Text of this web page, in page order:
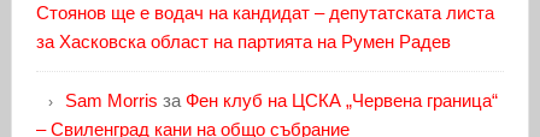
Стоянов ще е водач на кандидат – депутатската листа
за Хасковска област на партията на Румен Радев
Sam Morris за Фен клуб на ЦСКА „Червена граница“
– Свиленград кани на общо събрание